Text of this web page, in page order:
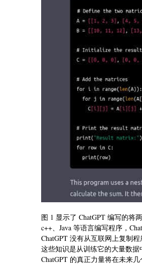
图 1 显示了 ChatGPT 编写的将
c++、Java 等语言编写程序，
ChatGPT 没有从互联网上复制
这些知识是从训练它的大量数据
ChatGPT 的真正力量将在未来几